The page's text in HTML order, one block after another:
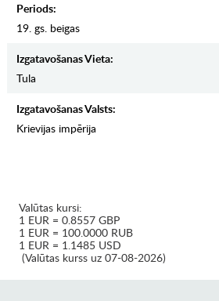
Periods:
19. gs. beigas
Izgatavošanas Vieta:
Tula
Izgatavošanas Valsts:
Krievijas impērija
Valūtas kursi:
1 EUR = 0.8557 GBP
1 EUR = 100.0000 RUB
1 EUR = 1.1485 USD
(Valūtas kurss uz 07-08-2026)